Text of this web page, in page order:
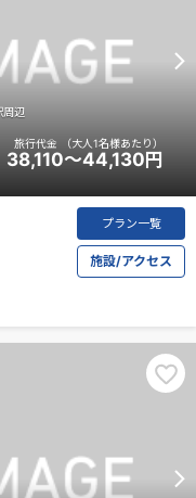
プラン一覧
施設/アクセス
周辺
旅行代金 （大人1名様あたり）
38,110～44,130 円